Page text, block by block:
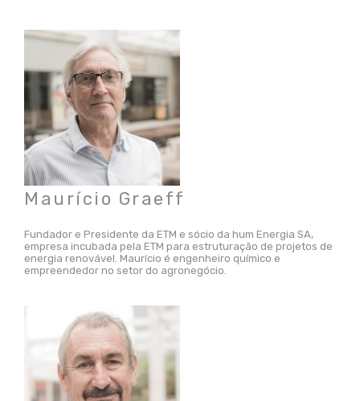
Maurício Graeff
Fundador e Presidente da ETM e sócio da hum Energia SA,
empresa incubada pela ETM para estruturação de projetos de
energia renovável. Maurício é engenheiro químico e
empreendedor no setor do agronegócio.